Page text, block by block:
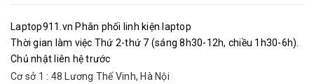
Laptop911.vn Phân phối linh kiện laptop
Thời gian làm việc Thứ 2-thứ 7 (sáng 8h30-12h, chiều 1h30-6h).
Chủ nhật liên hệ trước
Cơ sở 1 : 48 Lương Thế Vinh, Hà Nội